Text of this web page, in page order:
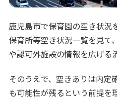
鹿児島市で保育園の空き状況
保育所等空き状況一覧を見て
や認可外施設の情報を広げる
そのうえで、空きありは内定
も可能性が残るという前提を